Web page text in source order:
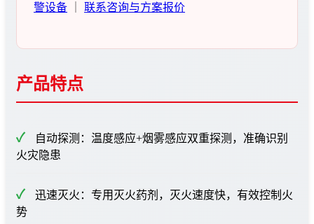
警设备
联系咨询与方案报价
产品特点
自动探测：温度感应+烟雾感应双重探测，准确识别
火灾隐患
迅速灭火：专用灭火药剂，灭火速度快，有效控制火
势